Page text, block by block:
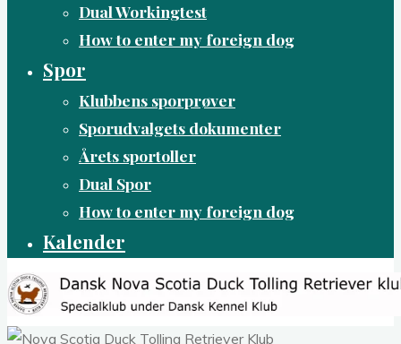
Dual Workingtest
How to enter my foreign dog
Spor
Klubbens sporprøver
Sporudvalgets dokumenter
Årets sportoller
Dual Spor
How to enter my foreign dog
Kalender